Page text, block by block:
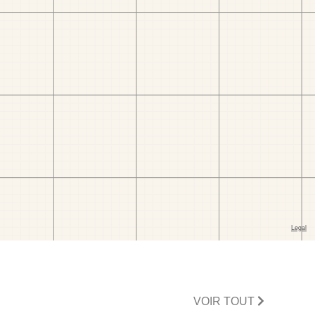
VOIR TOUT